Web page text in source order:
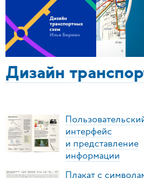
Дизайн
интерфейс
и представление
информации
Плакат с